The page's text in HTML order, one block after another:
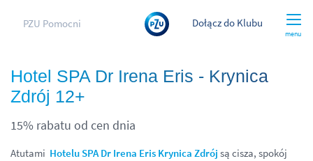
menu
PZU Pomocni Dołącz do Klubu
Hotel SPA Dr Irena Eris - Krynica
Zdrój 12+
15% rabatu od cen dnia
Atutami Hotelu SPA Dr Irena Eris Krynica Zdrój są cisza, spokój